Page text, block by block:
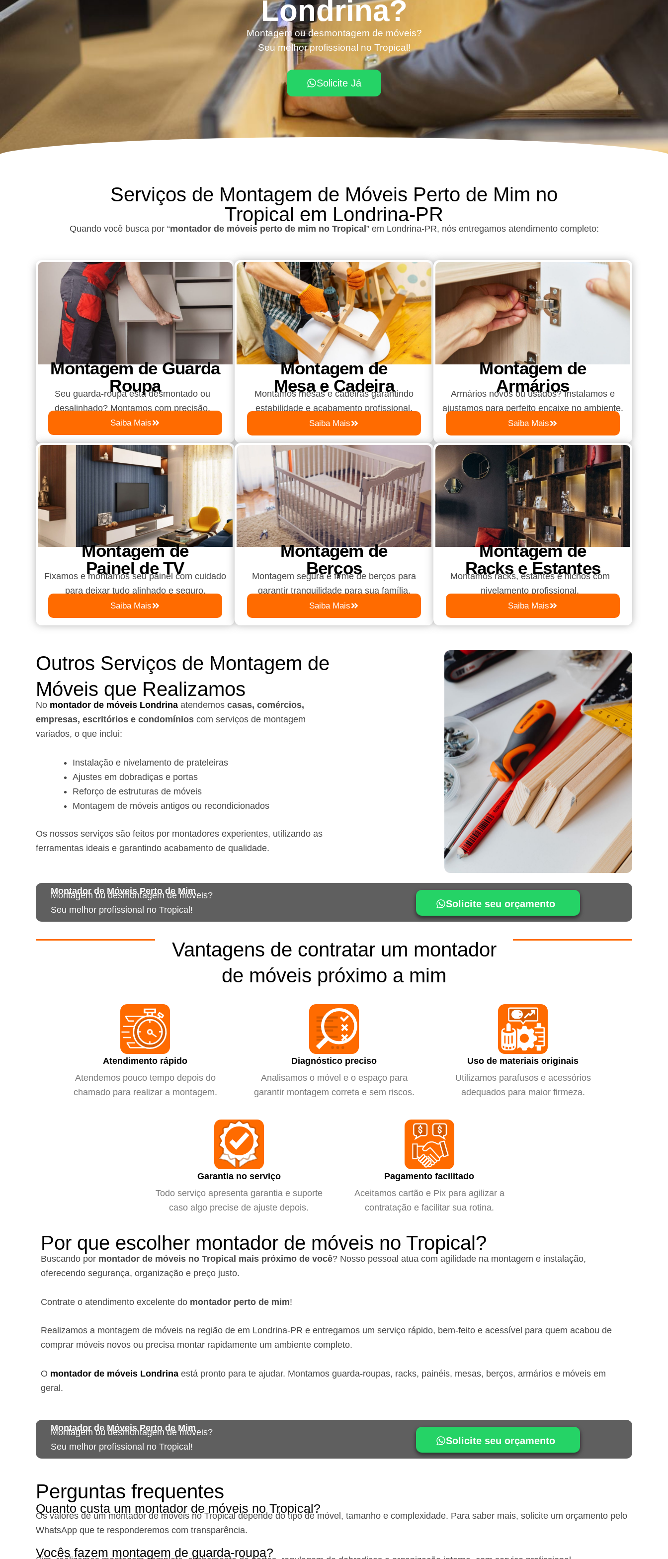
Londrina?
Montagem ou desmontagem de móveis?
Seu melhor profissional no Tropical!
Solicite Já
Serviços de Montagem de Móveis Perto de Mim no
Tropical em Londrina-PR
Quando você busca por “montador de móveis perto de mim no Tropical” em Londrina-PR, nós entregamos atendimento completo:
Montagem de Guarda
Roupa​
Seu guarda-roupa está desmontado ou
desalinhado? Montamos com precisão.
Saiba Mais
Montagem de
Mesa e Cadeira
Montamos mesas e cadeiras garantindo
estabilidade e acabamento profissional.
Saiba Mais
Montagem de
Armários
Armários novos ou usados? Instalamos e
ajustamos para perfeito encaixe no ambiente.
Saiba Mais
Montagem de
Painel de TV
Fixamos e montamos seu painel com cuidado
para deixar tudo alinhado e seguro.
Saiba Mais
Montagem de
Berços
Montagem segura e firme de berços para
garantir tranquilidade para sua família.
Saiba Mais
Montagem de
Racks e Estantes
Montamos racks, estantes e nichos com
nivelamento profissional.
Saiba Mais
Outros Serviços de Montagem de
Móveis que Realizamos
No montador de móveis Londrina atendemos casas, comércios,
empresas, escritórios e condomínios com serviços de montagem
variados, o que inclui:
Instalação e nivelamento de prateleiras
Ajustes em dobradiças e portas
Reforço de estruturas de móveis
Montagem de móveis antigos ou recondicionados
Os nossos serviços são feitos por montadores experientes, utilizando as
ferramentas ideais e garantindo acabamento de qualidade.
Montador de Móveis Perto de Mim
Montagem ou desmontagem de móveis?
Seu melhor profissional no Tropical!
Solicite seu orçamento
Vantagens de contratar um montador
de móveis próximo a mim
Atendimento rápido
Atendemos pouco tempo depois do
chamado para realizar a montagem.
Diagnóstico preciso
Analisamos o móvel e o espaço para
garantir montagem correta e sem riscos.
Uso de materiais originais
Utilizamos parafusos e acessórios
adequados para maior firmeza.
Garantia no serviço
Todo serviço apresenta garantia e suporte
caso algo precise de ajuste depois.
Pagamento facilitado
Aceitamos cartão e Pix para agilizar a
contratação e facilitar sua rotina.
Por que escolher montador de móveis no Tropical?
Buscando por montador de móveis no Tropical mais próximo de você? Nosso pessoal atua com agilidade na montagem e instalação,
oferecendo segurança, organização e preço justo.
Contrate o atendimento excelente do montador perto de mim!
Realizamos a montagem de móveis na região de em Londrina-PR e entregamos um serviço rápido, bem-feito e acessível para quem acabou de
comprar móveis novos ou precisa montar rapidamente um ambiente completo.
O montador de móveis Londrina está pronto para te ajudar. Montamos guarda-roupas, racks, painéis, mesas, berços, armários e móveis em
geral.
Montador de Móveis Perto de Mim
Montagem ou desmontagem de móveis?
Seu melhor profissional no Tropical!
Solicite seu orçamento
Perguntas frequentes
Quanto custa um montador de móveis no Tropical?
Os valores de um montador de móveis no Tropicaldepende do tipo de móvel, tamanho e complexidade. Para saber mais, solicite um orçamento pelo
WhatsApp que te responderemos com transparência.
Vocês fazem montagem de guarda-roupa?